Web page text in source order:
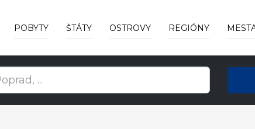
POBYTY ŠTÁTY OSTROVY REGIÓNY